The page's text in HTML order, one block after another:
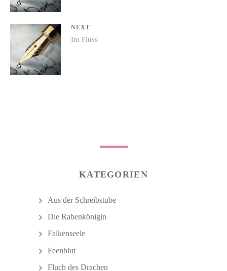
NEXT
post:
Im Fluss
KATEGORIEN
Aus der Schreibstube
Die Rabenkönigin
Falkenseele
Feenblut
Fluch des Drachen